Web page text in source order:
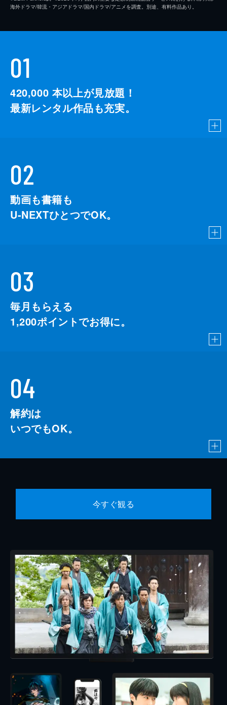
海外ドラマ/韓流・アジアドラマ/国内ドラマ/アニメを調査。別途、有料作品あり。
01
420,000 本以上が見放題！
最新レンタル作品も充実。
02
動画も書籍も
U-NEXTひとつでOK。
03
毎月もらえる
1,200ポイントでお得に。
04
解約は
いつでもOK。
今すぐ観る